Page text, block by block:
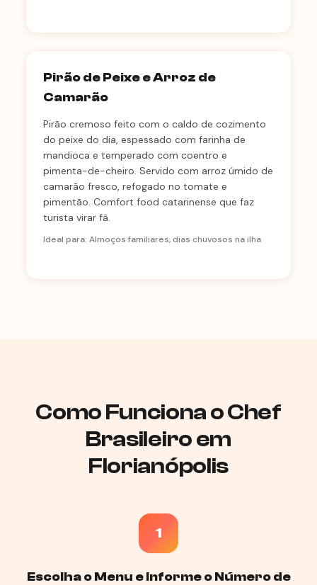
Pirão de Peixe e Arroz de
Camarão
Pirão cremoso feito com o caldo de cozimento
do peixe do dia, espessado com farinha de
mandioca e temperado com coentro e
pimenta-de-cheiro. Servido com arroz úmido de
camarão fresco, refogado no tomate e
pimentão. Comfort food catarinense que faz
turista virar fã.
Ideal para: Almoços familiares, dias chuvosos na ilha
Como Funciona o Chef
Brasileiro em
Florianópolis
1
Escolha o Menu e Informe o Número de